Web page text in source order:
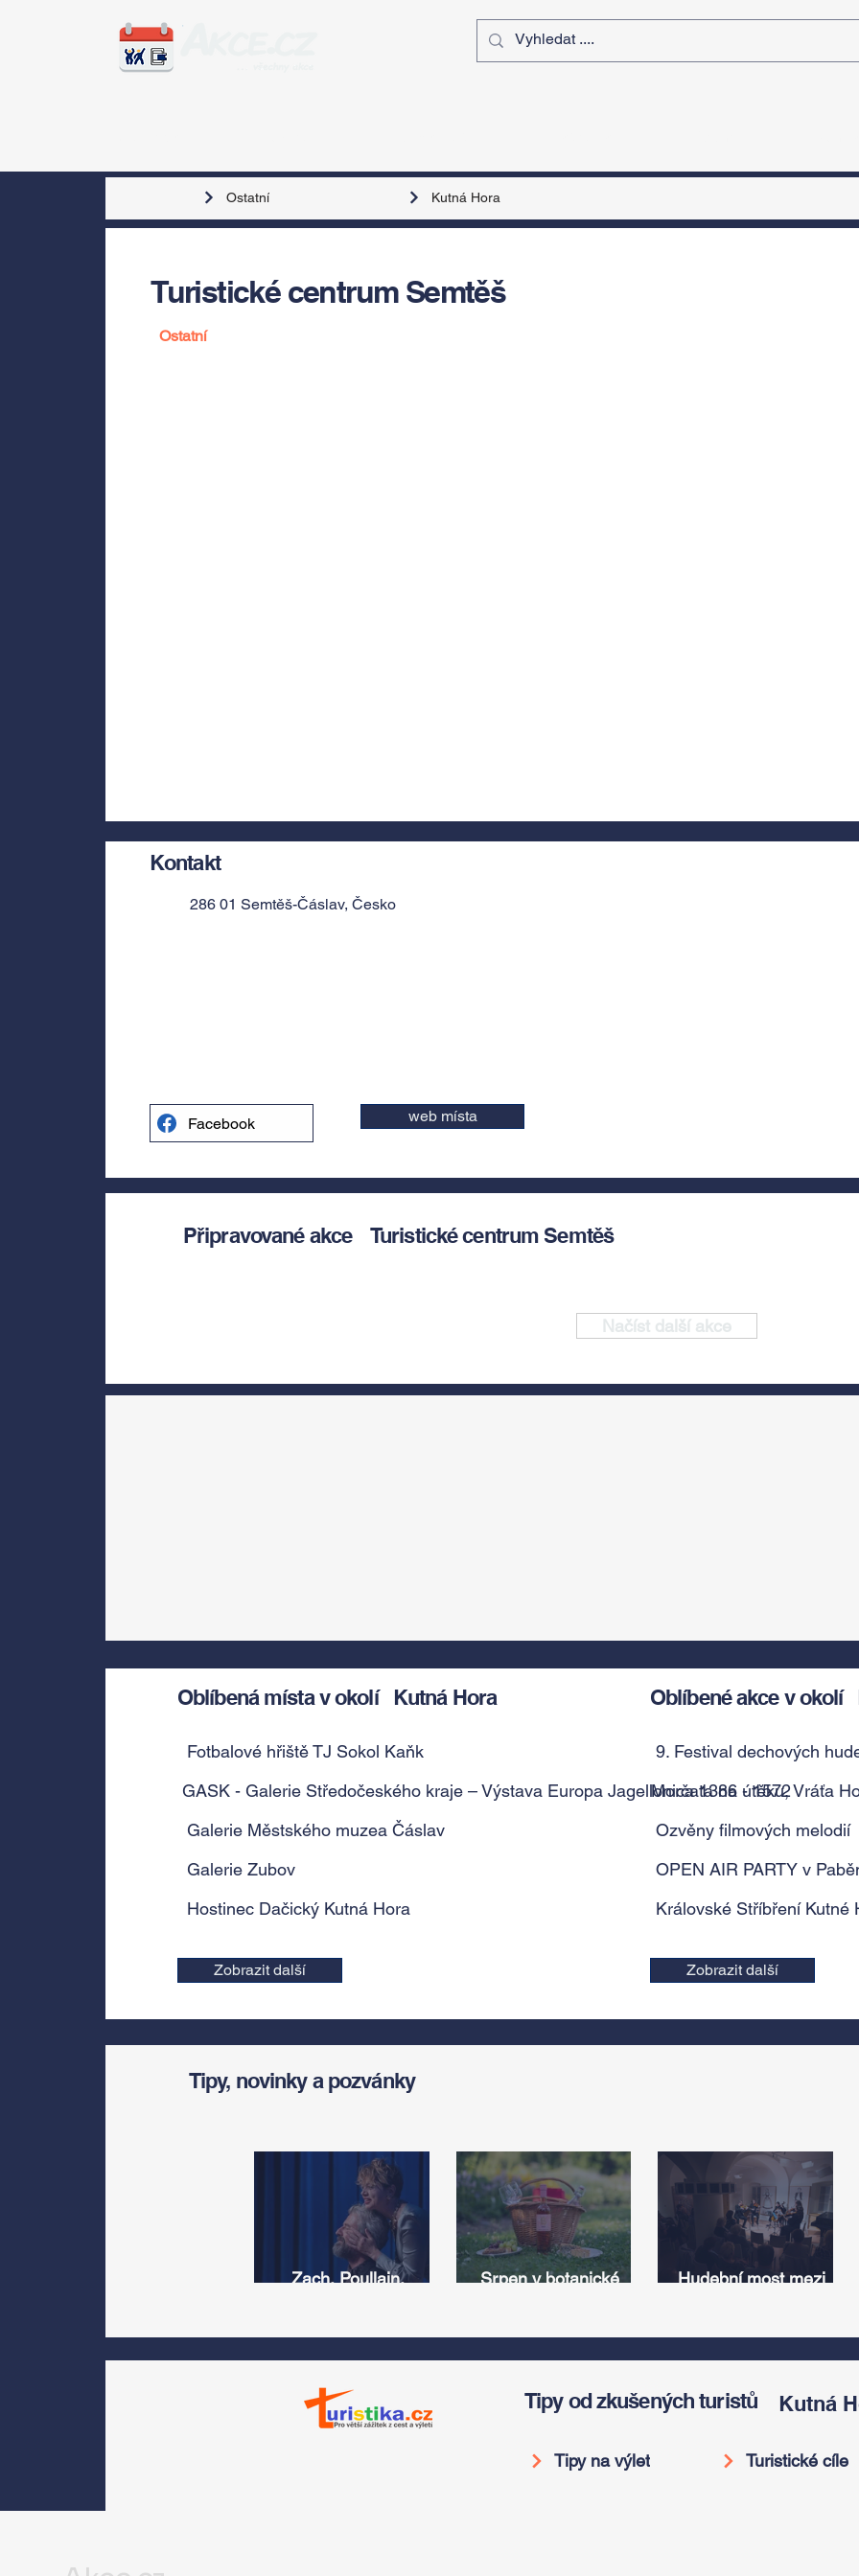
Ostatní Kutná Hora
Turistické centrum Semtěš
Ostatní
Kontakt
286 01 Semtěš-Čáslav, Česko
Facebook web místa
Připravované akce Turistické centrum Semtěš
Načíst další akce
Oblíbená místa v okolí Kutná Hora
Fotbalové hřiště TJ Sokol Kaňk
GASK - Galerie Středočeského kraje – Výstava Europa Jagellonica 1386 - 1572
Galerie Městského muzea Čáslav
Galerie Zubov
Hostinec Dačický Kutná Hora
Zobrazit další
Oblíbené akce v okolí
9. Festival dechových
Morčata na útěku, Vráťa
Ozvěny filmových melodií
OPEN AIR PARTY v
Královské Stříbření Kutné
Zobrazit další
Tipy, novinky a pozvánky
Zach, Poullain,
srpnu představí s
Divadlem Bez zábradlí
Voděrádky u Říčan
Srpen v botanické
světa a vinařské
oslavy
Hudební most mezi
Antonína Dvořáka
ožije v jeho rodném
Tipy od zkušených turistů Kutná
Tipy na výlet Turistické cíle